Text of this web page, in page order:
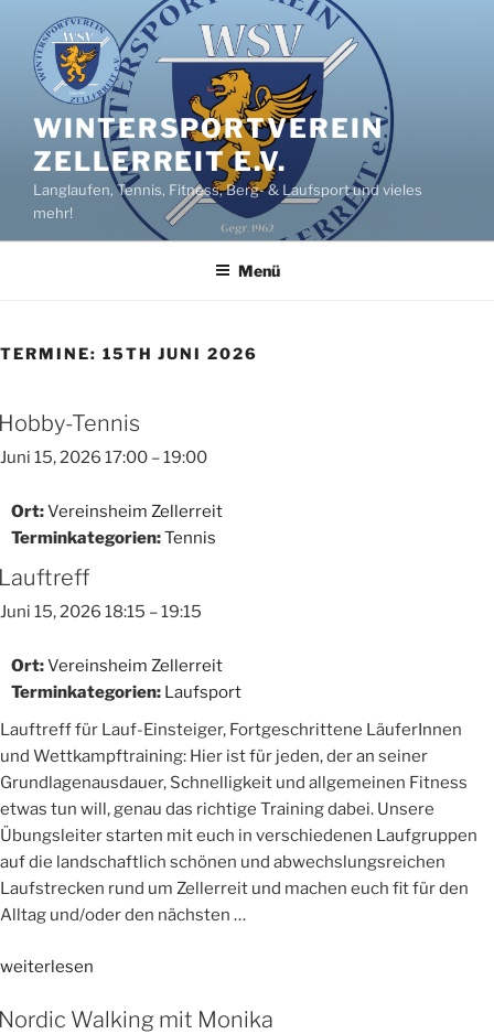
Inhalt
springen
WINTERSPORTVEREIN
ZELLERREIT E.V.
Langlaufen, Tennis, Fitness, Berg- & Laufsport und vieles
mehr!
Menü
TERMINE: 15TH JUNI 2026
Tennis
Juni 15, 2026 17:00 –19:00
Ort:Vereinsheim Zellerreit
Terminkategorien:Tennis
Juni 15, 2026 18:15 –19:15
Ort:Vereinsheim Zellerreit
Terminkategorien: Laufsport
Lauftreff für Lauf-Einsteiger, Fortgeschrittene LäuferInnen
und Wettkampftraining: Hier ist für jeden, der an seiner
Grundlagenausdauer, Schnelligkeit und allgemeinen Fitness
etwas tun will, genau das richtige Training dabei. Unsere
Übungsleiter starten mit euch in verschiedenen Laufgruppen
auf die landschaftlich schönen und abwechslungsreichen
Laufstrecken rund um Zellerreit und machen euch fit für den
Alltag und/oder den nächsten …
„Lauftreff“
weiterlesen
Walking mit Monika